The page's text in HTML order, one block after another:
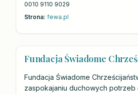
0010 9110 9029
Strona: fewa.pl
Fundacja Świadome
Fundacja Świadome
zaspokajaniu duchowych potrzeb